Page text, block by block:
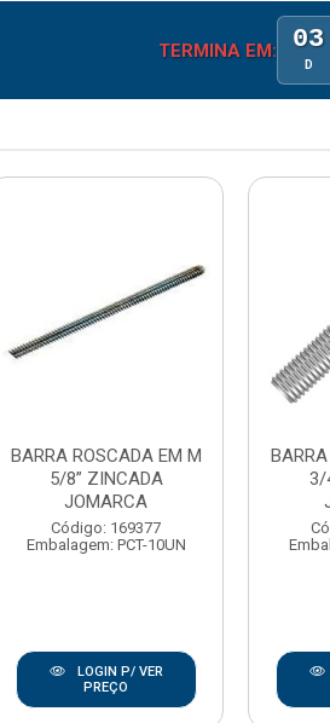
TERMINA EM: 03
D
BARRA ROSCADA EM M
5/8” ZINCADA
JOMARCA
Código: 169377
Embalagem: PCT-10UN
LOGIN P/ VER
PREÇO
3/